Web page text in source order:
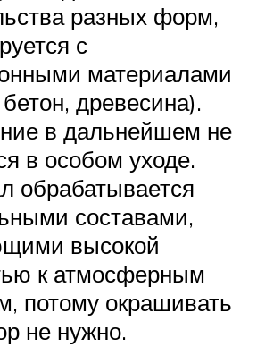
разных форм,
с
материалами
древесина).
в дальнейшем не
в особом уходе.
обрабатывается
составами,
высокой
к атмосферным
потому окрашивать
не нужно.